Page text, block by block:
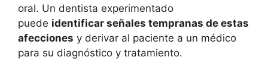
oral. Un dentista experimentado
puede identificar señales tempranas de estas
afecciones y derivar al paciente a un médico
para su diagnóstico y tratamiento.